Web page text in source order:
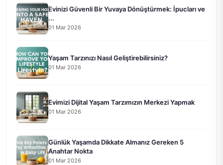
Evinizi Güvenli Bir Yuvaya Dönüştürmek: İpucları ve
...
01 Mar 2026
Yaşam Tarzınızı Nasıl Geliştirebilirsiniz?
01 Mar 2026
Evimizi Dijital Yaşam Tarzımızın Merkezi Yapmak
01 Mar 2026
Günlük Yaşamda Dikkate Almanız Gereken 5
Anahtar Nokta
01 Mar 2026